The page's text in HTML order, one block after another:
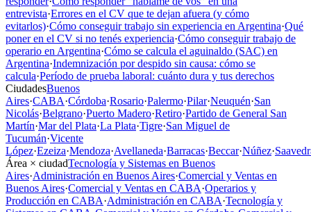
entrevista·Errores en el CV que te dejan afuera (y cómo
evitarlos)·Cómo conseguir trabajo sin experiencia en Argentina·Qué
poner en el CV si no tenés experiencia·Cómo conseguir trabajo de
operario en Argentina·Cómo se calcula el aguinaldo (SAC) en
Argentina·Indemnización por despido sin causa: cómo se
calcula·Período de prueba laboral: cuánto dura y tus derechos
CiudadesBuenos
Aires·CABA·Córdoba·Rosario·Palermo·Pilar·Neuquén·San
Nicolás·Belgrano·Puerto Madero·Retiro·Partido de General San
Martín·Mar del Plata·La Plata·Tigre·San Miguel de
Tucumán·Vicente
López·Ezeiza·Mendoza·Avellaneda·Barracas·Beccar·Núñez·
Área × ciudadTecnología y Sistemas en Buenos
Aires·Administración en Buenos Aires·Comercial y Ventas en
Buenos Aires·Comercial y Ventas en CABA·Operarios y
Producción en CABA·Administración en CABA·Tecnología y